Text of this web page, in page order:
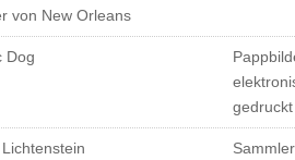
von New Orleans
Dog
gedruckt